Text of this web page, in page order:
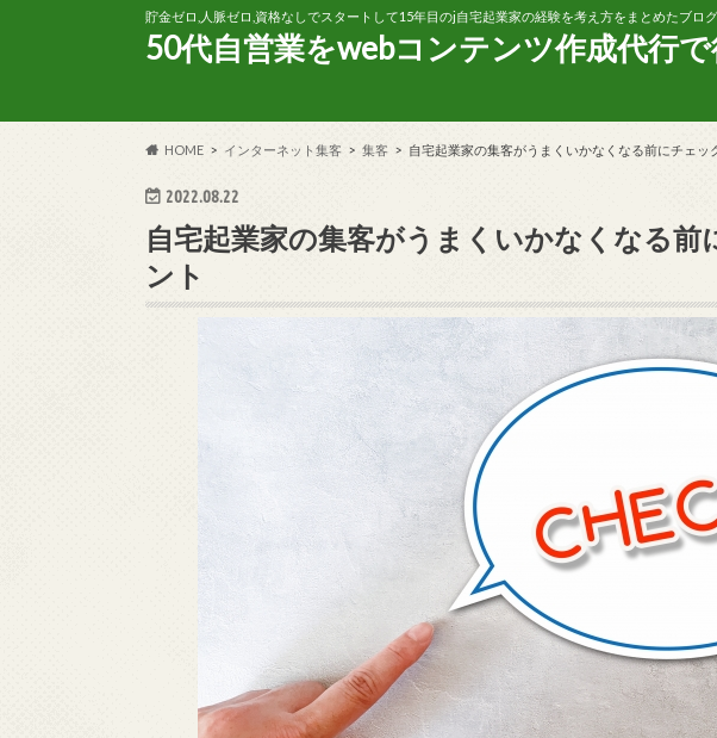
貯金ゼロ,人脈ゼロ,資格なしでスタートして15年目のj自宅起業家の経験を考え方をまとめたブロ
50代自営業をwebコンテンツ作成代行で
HOME インターネット集客 集客 自宅起業家の集客がうまくいかなくなる前にチェッ
2022.08.22
自宅起業家の集客がうまくいかなくなる前
ント